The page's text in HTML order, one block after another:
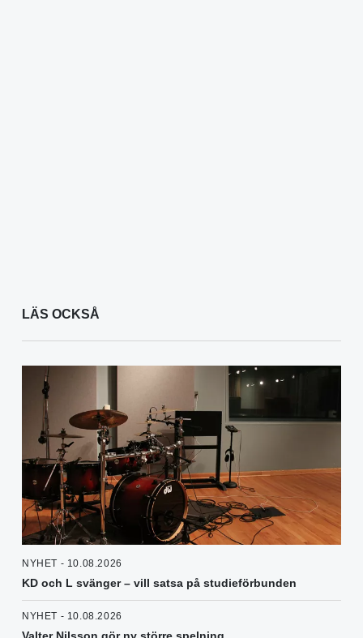
LÄS OCKSÅ
NYHET - 10.08.2026
KD och L svänger – vill satsa på studieförbunden
NYHET - 10.08.2026